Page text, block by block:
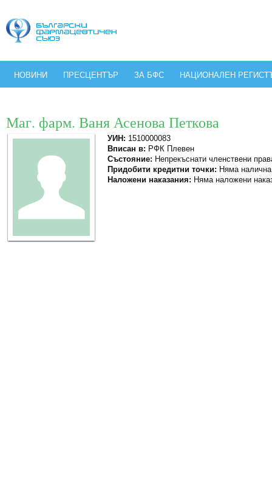
НОВИНИ ПРЕСЦЕНТЪР ЗА БФС НАЦИОНАЛЕН
Маг. фарм. Ваня Асенова Петкова
УИН: 1510000083
Вписан в: РФК Плевен
Състояние: Непрекъснати членствени
Придобити кредитни точки: Няма
Наложени наказания: Няма наложени